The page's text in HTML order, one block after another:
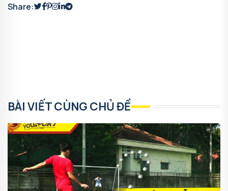
Share:
BÀI VIẾT CÙNG CHỦ ĐỀ